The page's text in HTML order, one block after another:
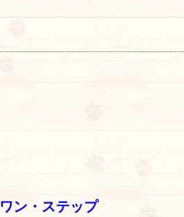
ワン・ステップ